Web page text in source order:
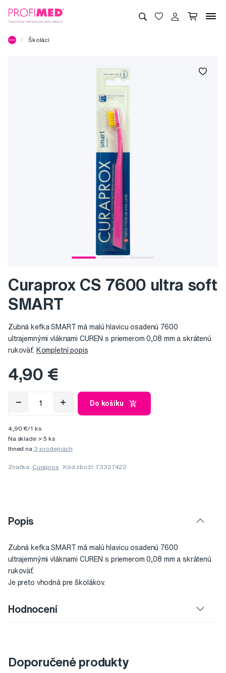
Školáci
Curaprox CS 7600 ultra soft
SMART
Zubná kefka SMART má malú hlavicu osadenú 7600
ultrajemnými vláknami CUREN s priemerom 0,08 mm a skrátenú
rukoväť. Kompletní popis
4,90 €
Do košíku
4,90 €/1 ks
Na sklade > 5 ks
Ihned na 3 prodejnách
Značka: Curaprox Kód zboží: 73327422
Popis
Zubná kefka SMART má malú hlavicu osadenú 7600
ultrajemnými vláknami CUREN s priemerom 0,08 mm a skrátenú
rukoväť.
Je preto vhodná pre školákov.
Hodnocení
Doporučené produkty